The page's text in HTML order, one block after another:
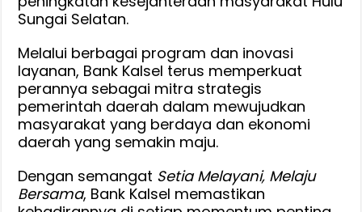
Sungai Selatan.
Melalui berbagai program dan inovasi
layanan, Bank Kalsel terus memperkuat
perannya sebagai mitra strategis
pemerintah daerah dalam mewujudkan
masyarakat yang berdaya dan ekonomi
daerah yang semakin maju.
Dengan semangat Setia Melayani, Melaju
Bersama, Bank Kalsel memastikan